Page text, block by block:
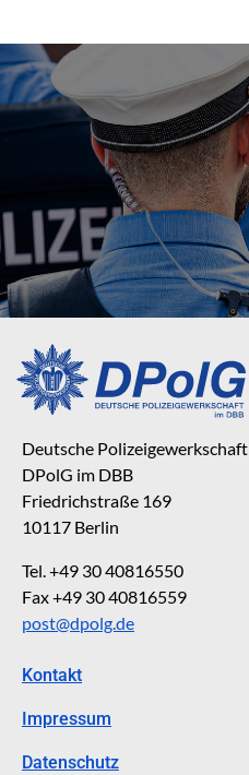
Deutsche Polizeigewerkschaft
DPolG im DBB
Friedrichstraße 169
10117 Berlin
Tel. +49 30 40816550
Fax +49 30 40816559
post@dpolg.de
Kontakt
Impressum
Datenschutz